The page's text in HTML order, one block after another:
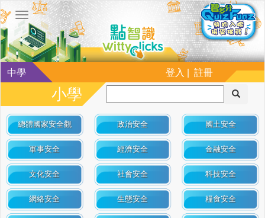
中學 登入 | 註冊
小學
總體國家安全觀 政治安全 國土安全
軍事安全 經濟安全 金融安全
文化安全 社會安全 科技安全
網絡安全 生態安全 糧食安全